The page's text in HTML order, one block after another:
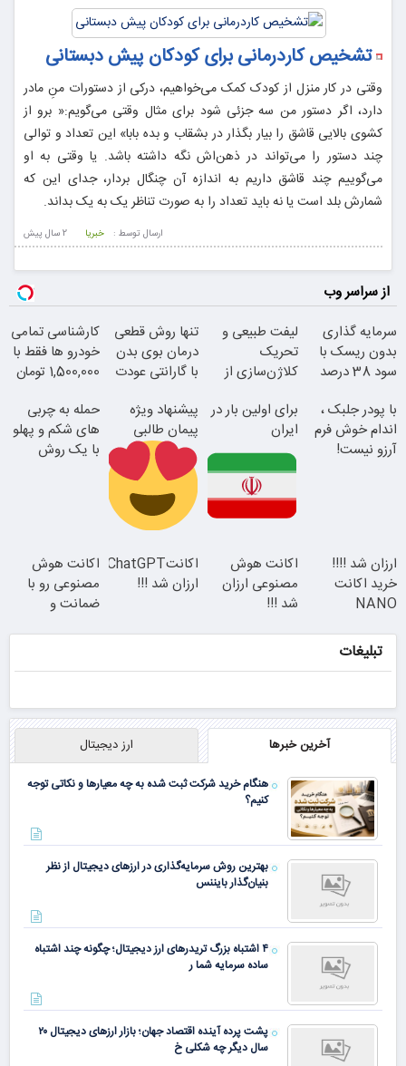
تشخیص کاردرمانی برای کودکان پیش دبستانی
وقتی در کار منزل از کودک کمک می‌خواهیم، درکی از دستورات منِ مادر
دارد، اگر دستور من سه جزئی شود برای مثال وقتی می‌گویم:« برو از
کشوی بالایی قاشق را بیار بگذار در بشقاب و بده بابا» این تعداد و توالی
چند دستور را می‌تواند در ذهن‌اش نگه داشته باشد. یا وقتی به او
می‌گوییم چند قاشق داریم به اندازه آن چنگال بردار، جدای این که
شمارش بلد است یا نه باید تعداد را به صورت تناظر یک به یک بداند.
2 سال پيش ارسال توسط : خبریا
از سراسر وب
سرمایه گذاری
بدون ریسک با
سود 38 درصد
لیفت طبیعی و
تحریک
کلاژن‌سازی از
24ماه ماندگاری
تنها روش قطعی
درمان بوی بدن
با گارانتی عودت
همین الان ببین
کارشناسی تمامی
خودرو ها فقط با
1,500,000 تومان
با پودر جلبک ،
اندام خوش فرم
آرزو نیست!
برای اولین بار در
ایران
ترمیم کننده 23
روزه ساخت!
پیشنهاد ویژه
پیمان طالبی
با تخفیف ویژه
حمله به چربی
های شکم و پهلو
با یک روش
ارزان شد !!!!
خرید اکانت
NANO
تخفیف ویژه
اکانت هوش
مصنوعی ارزان
شد !!!
اکانتChatGPT
ارزان شد !!!
اکانت هوش
مصنوعی رو با
ضمانت و
تبلیغات
آخرین خبرها ارز دیجیتال
هنگام خرید شرکت ثبت شده به چه معیارها و نکاتی توجه
کنیم؟
بهترین روش سرمایه‌گذاری در ارزهای دیجیتال از نظر
بنیان‌گذار بایننس
۴ اشتباه بزرگ تریدرهای ارز دیجیتال؛ چگونه چند اشتباه
ساده سرمایه شما ر
پشت پرده آینده اقتصاد جهان؛ بازار ارزهای دیجیتال ۲۰
سال دیگر چه شکلی خ